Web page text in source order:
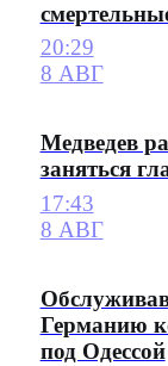
20:29
8 АВГ
Медведев
заняться
17:43
8 АВГ
Германию
под Одессой